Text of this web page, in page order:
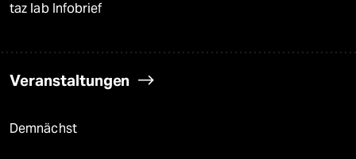
taz lab Infobrief
Veranstaltungen
Demnächst